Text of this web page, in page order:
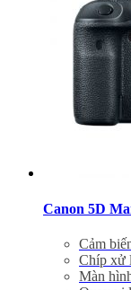
Canon 5D
Cảm
Chíp xử
Màn